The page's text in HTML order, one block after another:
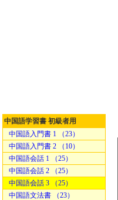
中国語学習書 初級者用
中国語入門書 1 （23）
中国語入門書 2 （10）
中国語会話 1 （25）
中国語会話 2 （25）
中国語会話 3 （25）
中国語文法書 （23）